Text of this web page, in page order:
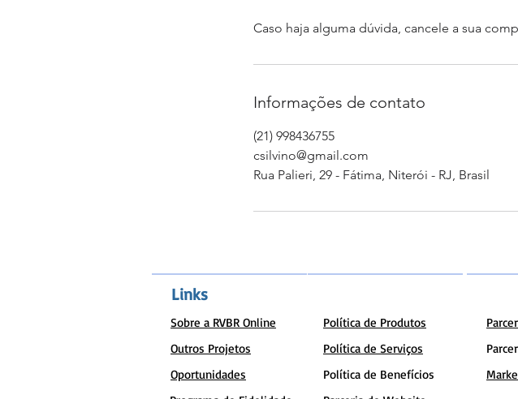
Caso haja alguma dúvida, cancele a sua
Informações de contato
(21) 998436755
csilvino@gmail.com
Rua Palieri, 29 - Fátima, Niterói - RJ, Brasil
Links
Sobre a RVBR Online
Outros Projetos
Oportunidades
Política de Produtos
Política de Serviços
Política de Benefícios